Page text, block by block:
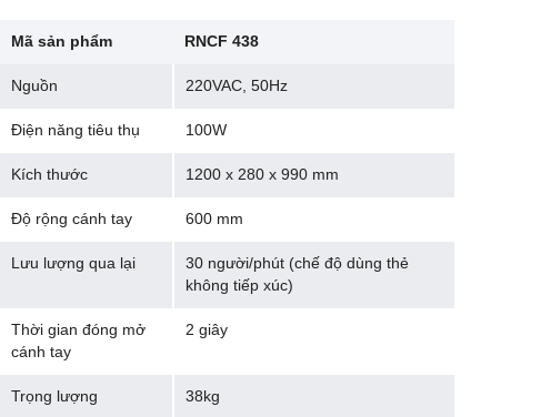
Mã sản phẩm RNCF 438
Nguồn 220VAC, 50Hz
Điện năng tiêu thụ 100W
Kích thước 1200 x 280 x 990 mm
Độ rộng cánh tay 600 mm
Lưu lượng qua lại
30 người/phút (chế độ dùng thẻ
không tiếp xúc)
Thời gian đóng mở
cánh tay
2 giây
Trọng lượng 38kg